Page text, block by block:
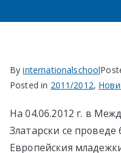
Byinternationalschool
Posted in 2011/2012,
На 04.06.2012 г. в
Златарски се
Европейския